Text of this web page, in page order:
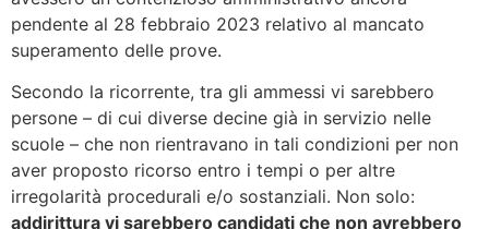
pendente al 28 febbraio 2023 relativo al mancato
superamento delle prove.
Secondo la ricorrente, tra gli ammessi vi sarebbero
persone – di cui diverse decine già in servizio nelle
scuole – che non rientravano in tali condizioni per non
aver proposto ricorso entro i tempi o per altre
irregolarità procedurali e/o sostanziali. Non solo:
addirittura vi sarebbero candidati che non avrebbero